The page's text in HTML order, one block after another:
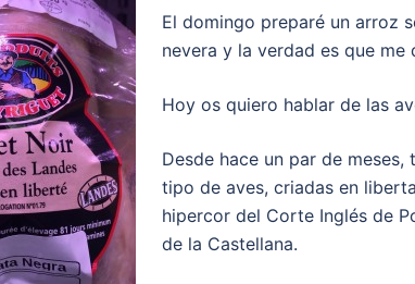
El domingo preparé un arroz
nevera y la verdad es que me
Hoy os quiero hablar de las
Desde hace un par de
tipo de aves, criadas en
hipercor del Corte Inglés de
de la Castellana.